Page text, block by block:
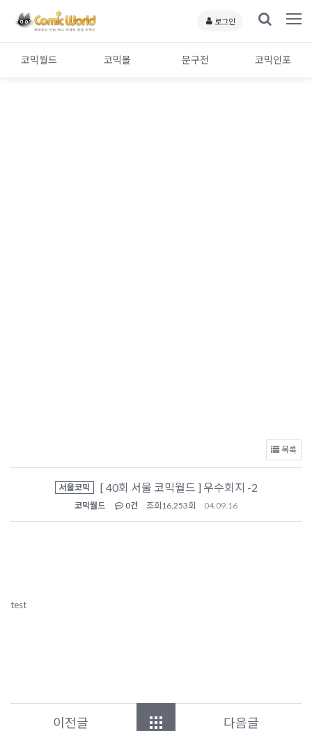
로그인
코믹월드 코믹몰 문구전 코믹인포
목록
서울코믹 [ 40회 서울 코믹월드 ] 우수회지 -2
코믹월드 0건 조회 16,253회 04.09.16
test
이전글 다음글